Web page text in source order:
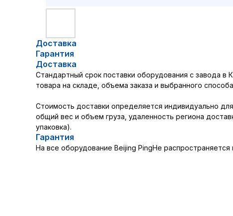
Доставка
Гарантия
Доставка
Стандартный срок поставки оборудования с завода в
товара на складе, объема заказа и выбранного
Стоимость доставки определяется индивидуально
общий вес и объем груза, удаленность региона
упаковка).
Гарантия
На все оборудование Beijing PingHe распространяется